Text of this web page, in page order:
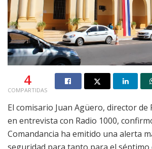
4
COMPARTIDAS
El comisario Juan Agüero, director de
en entrevista con Radio 1000,
Comandancia ha emitido una alerta